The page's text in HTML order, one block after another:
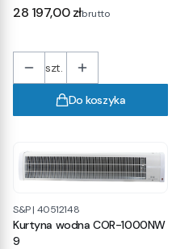
Cena
28 197,00 złbrutto
szt.
Do koszyka
S&P| 40512148
Kurtyna wodna COR-1000NW
9